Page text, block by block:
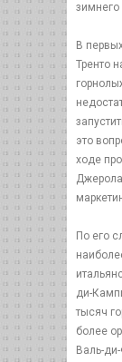
зимнего
В
Тренто
это
ходе
По его
ди-
тысяч
более
Валь-